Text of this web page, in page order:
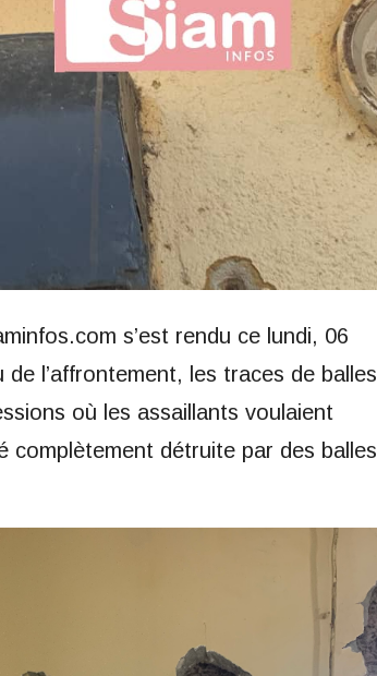
s’est rendu ce lundi, 06
l’affrontement, les traces de balles
où les assaillants voulaient
complètement détruite par des balles